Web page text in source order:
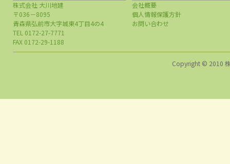
株式会社 大川地建
〒036－8095
青森県弘前市大字城東4丁目4の4
TEL 0172-27-7771
FAX 0172-29-1188
会社概要
個人情報保護方針
お問い合わせ
Copyright © 2010